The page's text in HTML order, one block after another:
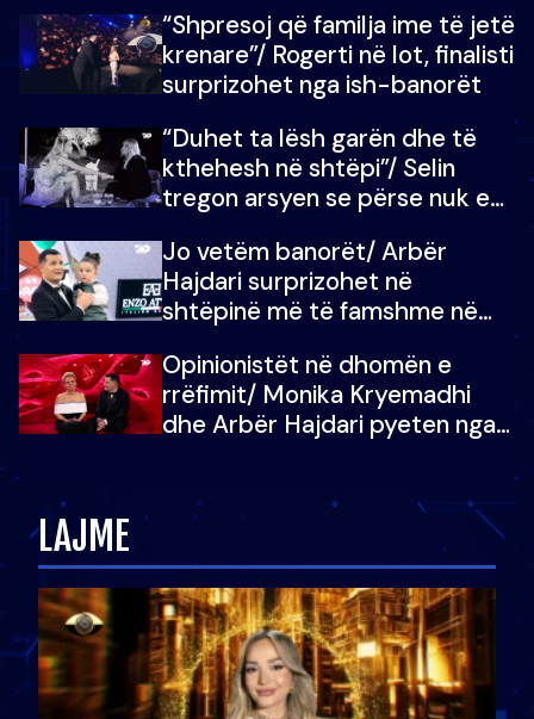
mban dot lotët: Nuk meritoj…
“Shpresoj që familja ime të jetë
krenare”/ Rogerti në lot, finalisti
surprizohet nga ish-banorët
“Duhet ta lësh garën dhe të
kthehesh në shtëpi”/ Selin
tregon arsyen se përse nuk e
çoja luftën time deri në fund
Jo vetëm banorët/ Arbër
Hajdari surprizohet në
shtëpinë më të famshme në
vajzën e tij
Opinionistët në dhomën e
rrëfimit/ Monika Kryemadhi
dhe Arbër Hajdari pyeten nga
LAJME